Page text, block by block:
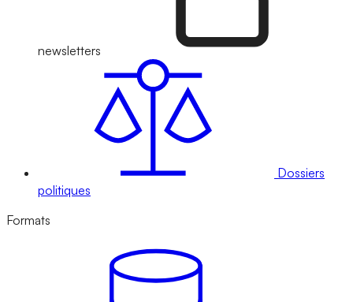
newsletters
Dossiers
politiques
Formats